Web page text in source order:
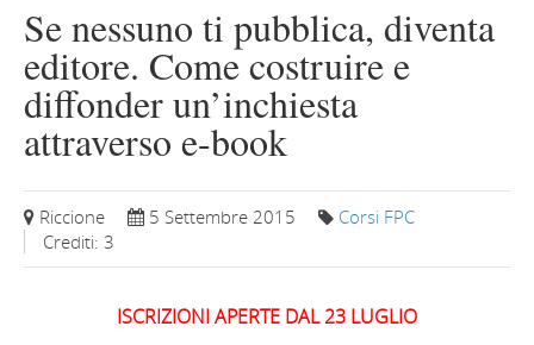
Se nessuno ti pubblica, diventa
editore. Come costruire e
diffonder un’inchiesta
attraverso e-book
Riccione 5 Settembre 2015
Corsi FPC
Crediti: 3
ISCRIZIONI APERTE DAL 23 LUGLIO